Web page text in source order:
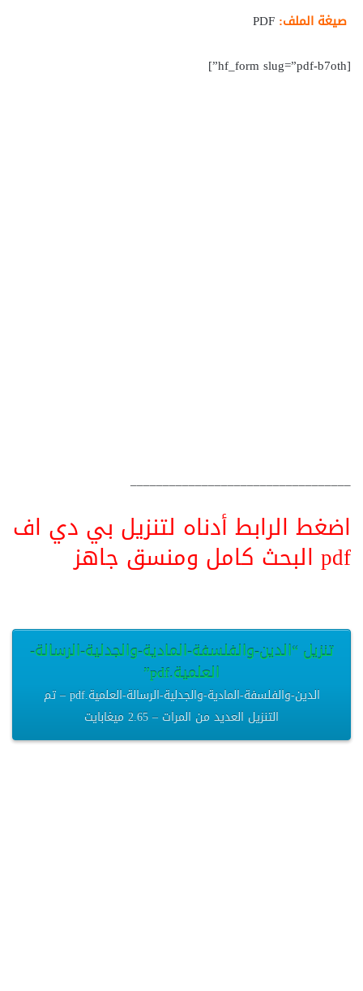
صيغة الملف:
[hf_form slug=”pdf-b7oth”]
__________________________________
اضغط الرابط أدناه لتنزيل بي دي اف
pdf البحث كامل ومنسق جاهز
تنزيل “الدين-والفلسفة-المادية-والجدلية-الرسالة-
العلمية.pdf”
الدين-والفلسفة-المادية-والجدلية-الرسالة-العلمية.pdf – تم
التنزيل العديد من المرات – 2.65 ميغابايت